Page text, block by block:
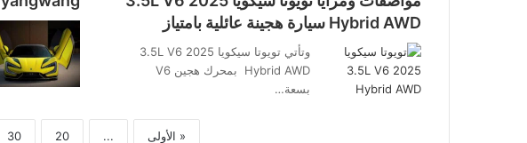
Hybrid AWD سيارة هجينة عائلية بامتياز
وتأتي تويوتا سيكويا 2025 3.5L V6
Hybrid AWD بمحرك هجين V6
بسعة…
« الأولى ...
20
30